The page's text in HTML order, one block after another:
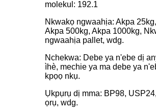
molekul: 192.1
Nkwakọ ngwaahịa: Akpa
Akpa 500kg, Akpa 1000kg,
ngwaahịa pallet, wdg.
Nchekwa: Debe ya n'ebe dị
ìhè, mechie ya ma debe ya
kpọọ nkụ.
Ụkpụrụ dị mma: BP98,
ọrụ, wdg.